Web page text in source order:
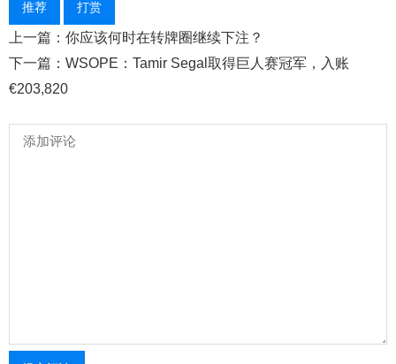
推荐 打赏
上一篇：​你应该何时在转牌圈继续下注？
下一篇：WSOPE：Tamir Segal取得巨人赛冠军，入账
€203,820